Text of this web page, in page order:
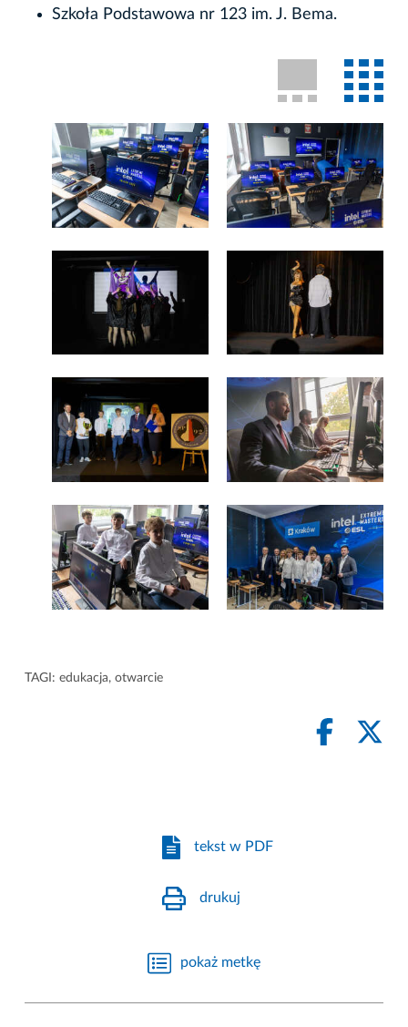
Szkoła Podstawowa nr 123 im. J. Bema.
TAGI: edukacja, otwarcie
tekst w PDF
drukuj
pokaż metkę